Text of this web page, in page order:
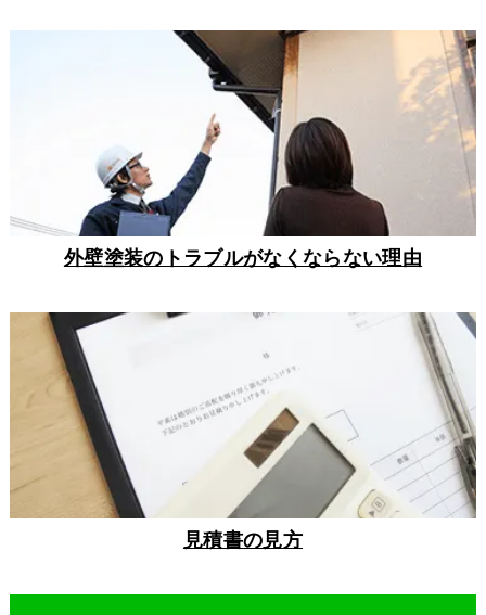
外壁塗装のトラブルがなくならない理由
見積書の見方